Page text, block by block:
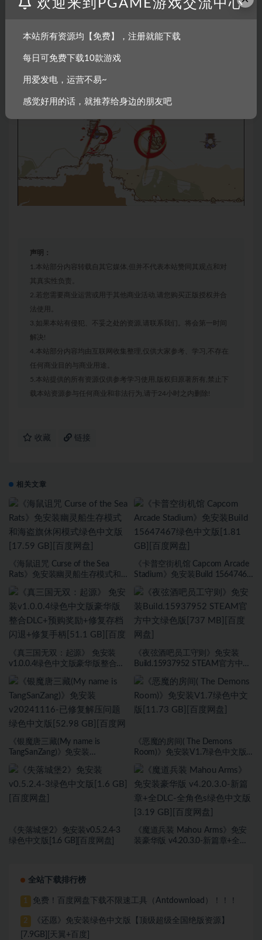
探索！
● 无须多言，你就是酷派忍者。
声明：
1.本站部分内容转载自其它媒体,但并不代表本站赞同其观点和对
其真实性负责。
2.若您需要商业运营或用于其他商业活动,请您购买正版授权并合
法使用。
3.如果本站有侵犯、不妥之处的资源,请联系我们。将会第一时间
解决!
4.本站部分内容均由互联网收集整理,仅供大家参考、学习,不存在
任何商业目的与商业用途。
5.本站提供的所有资源仅供参考学习使用,版权归原著所有,禁止下
载本站资源参与任何商业和非法行为,请于24小时之内删除!
收藏 链接
相关文章
《海鼠诅咒 Curse of the Sea
Rats》免安装幽灵船生存模式和
GB][百度网盘]
《卡普空街机馆 Capcom Arcade
Stadium》免安装Build 15647467
《真三国无双：起源》 免安装
v1.0.0.4绿色中文版豪华版整合
复手柄[51.1 GB][百度网盘]
《夜弦酒吧员工守则》免安装
Build.15937952 STEAM官方中文
《银魔唐三藏(My name is
TangSanZang)》免安装
中文版[52.98 GB][百度网盘]
《恶魔的房间( The Demons
Room)》免安装V1.7绿色中文版
《失落城堡2》免安装v0.5.2.4-3
绿色中文版[1.6 GB][百度网盘]
《魔道兵装 Mahou Arms》免安
装豪华版 v4.20.3.0-新篇章+全
全站下载排行榜
1 免费！百度网盘下载不限速工具（Antdownload）！！！
2
《还愿》免安装绿色中文版【顶级超级全国绝版资源】
[7.9GB][天翼+百度]
欢迎来到PGAME游戏交流中心
本站所有资源均【免费】，注册就能下载
每日可免费下载10款游戏
用爱发电，运营不易~
感觉好用的话，就推荐给身边的朋友吧